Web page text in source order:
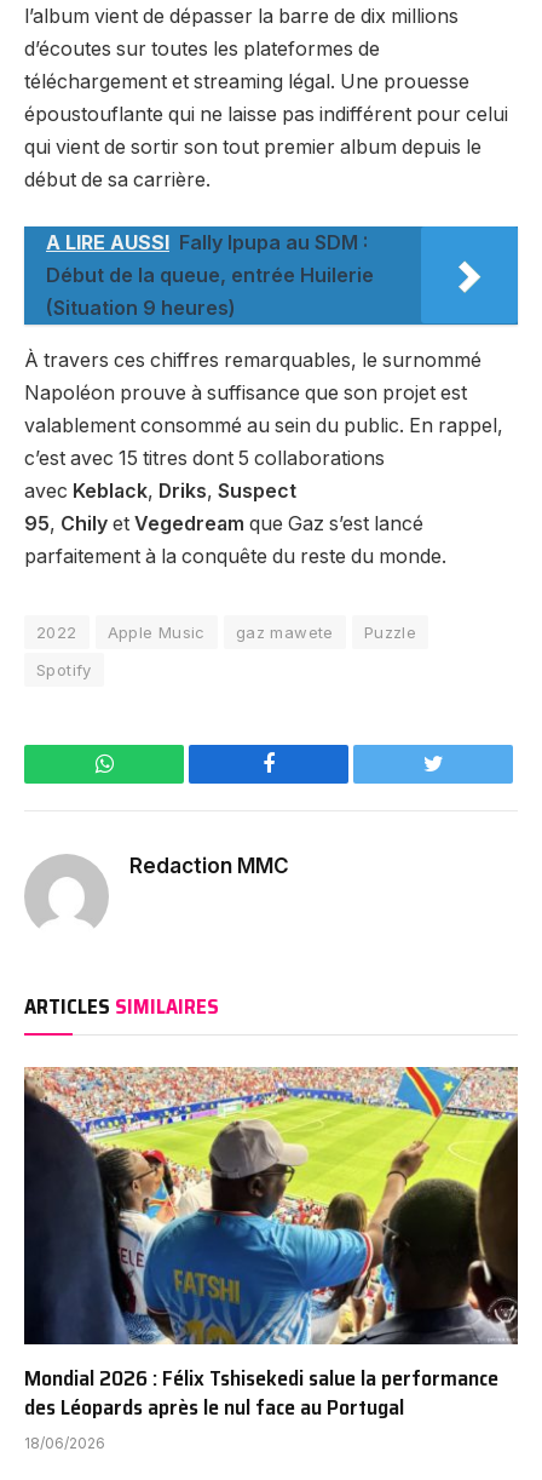
l’album vient de dépasser la barre de dix millions
d’écoutes sur toutes les plateformes de
téléchargement et streaming légal. Une prouesse
époustouflante qui ne laisse pas indifférent pour celui
qui vient de sortir son tout premier album depuis le
début de sa carrière.
A LIRE AUSSI Fally Ipupa au SDM :
Début de la queue, entrée Huilerie
(Situation 9 heures)
À travers ces chiffres remarquables, le surnommé
Napoléon prouve à suffisance que son projet est
valablement consommé au sein du public. En rappel,
c’est avec 15 titres dont 5 collaborations
avec Keblack, Driks, Suspect
95, Chily et Vegedream que Gaz s’est lancé
parfaitement à la conquête du reste du monde.
2022 Apple Music gaz mawete
Puzzle
Spotify
WhatsApp Facebook Twitter
Redaction MMC
ARTICLES SIMILAIRES
Mondial 2026 : Félix Tshisekedi salue la performance
des Léopards après le nul face au Portugal
18/06/2026